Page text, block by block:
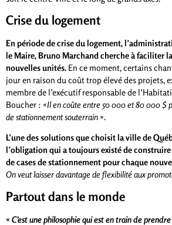
Crise du logement
En période de crise du logement,
le Maire, Bruno Marchand cherche à faciliter
nouvelles unités. En ce moment, certains
jour en raison du coût trop élevé des projets,
membre de l’exécutif responsable de
Boucher : «Il en coûte entre 50 000 et 80 000 $
de stationnement souterrain ».
L’une des solutions que choisit la ville de
l’obligation qui a toujours existé de
de cases de stationnement pour chaque
On veut laisser davantage de flexibilité aux
Partout dans le monde
« C’est une philosophie qui est en train de